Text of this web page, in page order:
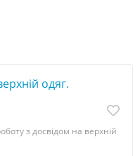
одяг.
з досвідом на верхній